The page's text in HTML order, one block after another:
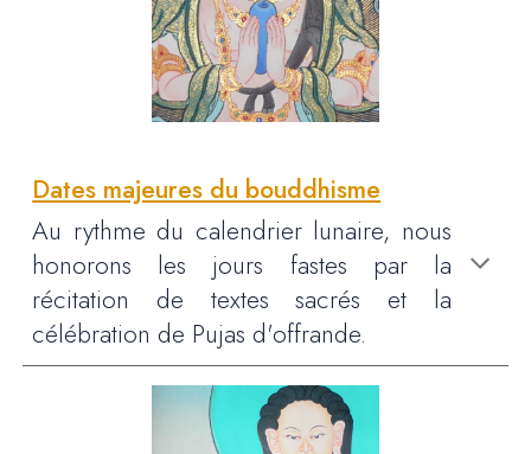
Dates majeures du bouddhisme
Au rythme du calendrier lunaire, nous
honorons les jours fastes par la
récitation de textes sacrés et la
célébration de Pujas d'offrande.